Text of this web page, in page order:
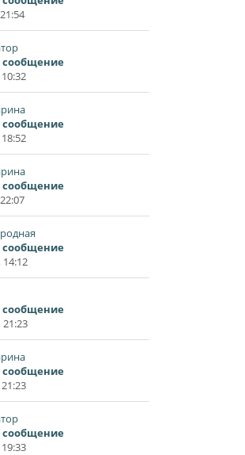
сообщение
сообщение
сообщение
сообщение
сообщение
сообщение
сообщение